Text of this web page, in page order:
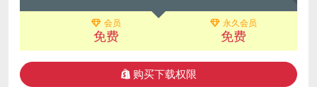
会员
免费
永久会员
免费
购买下载权限